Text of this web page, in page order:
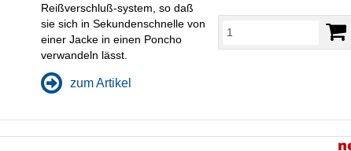
Reißverschluß-system, so daß
sie sich in Sekundenschnelle von
einer Jacke in einen Poncho
verwandeln lässt.
zum Artikel